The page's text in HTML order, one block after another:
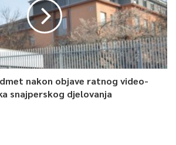
godinu planirana je
u vezi s pandemijom u vrijednosti
a uskoro će biti realizirana i
zaštitnih maski u vrijednosti od 4,4
je iz Ambasade SR Njemačke u BiH.
nakon objave ratnog video-
snajperskog djelovanja